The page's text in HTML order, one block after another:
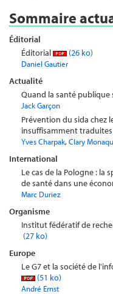
Sommaire
Éditorial
Éditorial
(26 ko)
Daniel Gautier
Actualité
Quand la santé publique
Jack Garçon
Prévention du sida chez
insuffisamment
Yves Charpak,Clary
International
Le cas de la Pologne : la
de santé dans une
Marc Duriez
Organisme
Institut fédératif de
(27 ko)
Europe
Le G7 et la société de
(51 ko)
André Ernst